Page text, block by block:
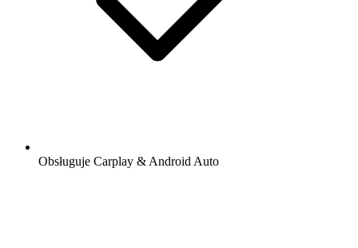
Obsługuje Carplay & Android Auto